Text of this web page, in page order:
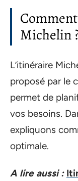
Michelin
L’itinéraire
proposé par le
permet de
vos besoins.
expliquons
optimale.
A lire aussi :